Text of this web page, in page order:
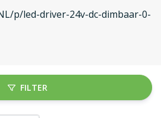
p/led-driver-24v-dc-dimbaar-0-
FILTER